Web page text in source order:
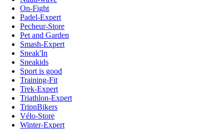
On-Fight
Padel-Expert
Pecheur-Store
Pet and Garden
Smash-Expert
Sneak'In
Sneakids
Sport is good
Training-Fit
Trek-Expert
Triathlon-Expert
TripnBikers
Vélo-Store
Winter-Expert